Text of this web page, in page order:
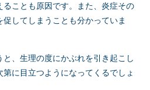
ることも原因です。また、炎症その
してしまうことも分かっていま
、生理の度にかぶれを引き起こし
に目立つようになってくるでしょ